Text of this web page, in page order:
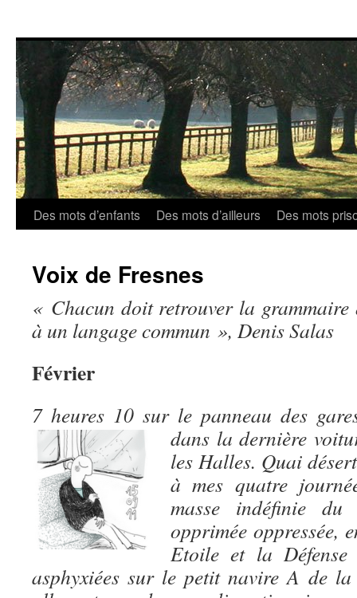
Aller
contenu
Des mots d’enfants Des mots d’ailleurs Des mots
Voix de Fresnes
« Chacun doit retrouver la
à un langage commun », Denis Salas
Février
7 heures 10 sur le panneau des
dans la dernière
les Halles. Quai
à mes quatre
masse indéfinie
opprimée oppressée,
Etoile et la
asphyxiées sur le petit navire A de